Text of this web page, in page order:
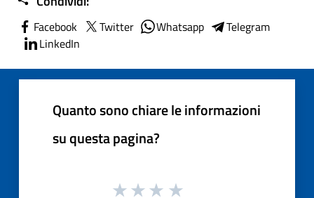
Facebook Twitter Whatsapp
Telegram
LinkedIn
Quanto sono chiare le informazioni
su questa pagina?